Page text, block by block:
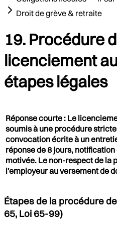
Droit de grève & retraite
19. Procédure
licenciement
étapes légales
Réponse courte : Le
soumis à une procédure
convocation écrite à un
réponse de 8 jours,
motivée. Le non-respect de la
l'employeur au versement de
Étapes de la procédure
65, Loi 65-99)